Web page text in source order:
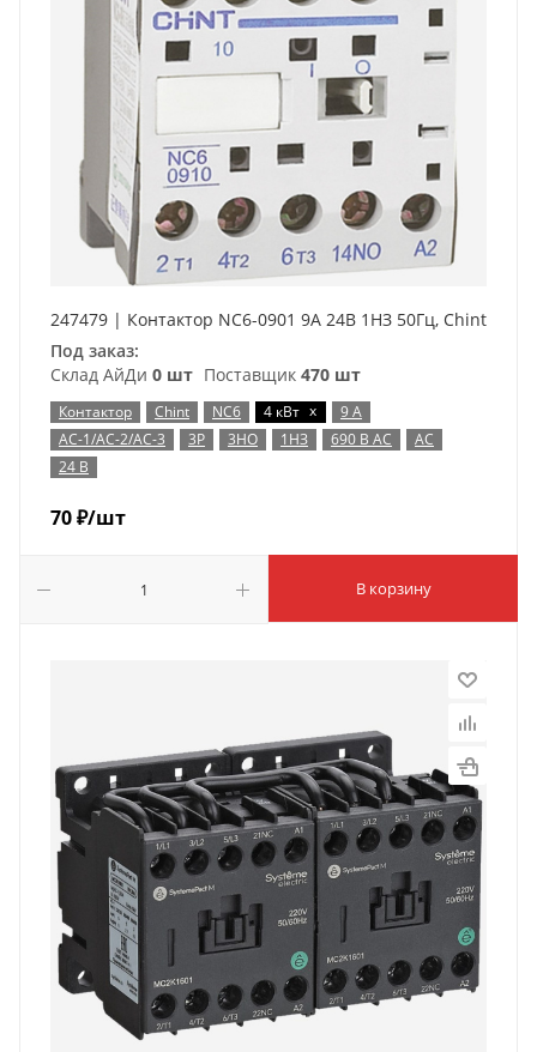
247479 | Контактор NC6-0901 9А 24В 1НЗ 50Гц, Chint
Под заказ:
Склад АйДи 0 шт Поставщик 470 шт
Контактор Chint NC6 4 кВт x
9 А
AC-1/AC-2/AC-3
3P 3НО 1НЗ 690 В AC
AC
24 В
70₽/шт
В корзину